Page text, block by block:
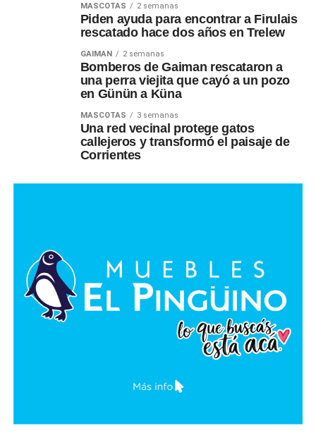
MASCOTAS 2 semanas
Piden ayuda para encontrar a Firulais
rescatado hace dos años en Trelew
GAIMAN 2 semanas
Bomberos de Gaiman rescataron a
una perra viejita que cayó a un pozo
en Günün a Küna
MASCOTAS 3 semanas
Una red vecinal protege gatos
callejeros y transformó el paisaje de
Corrientes